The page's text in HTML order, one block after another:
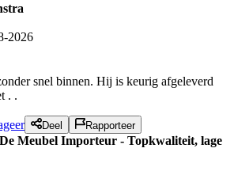
2026
snel binnen. Hij is keurig afgeleverd
. .
Deel Rapporteer
Meubel Importeur - Topkwaliteit, lage